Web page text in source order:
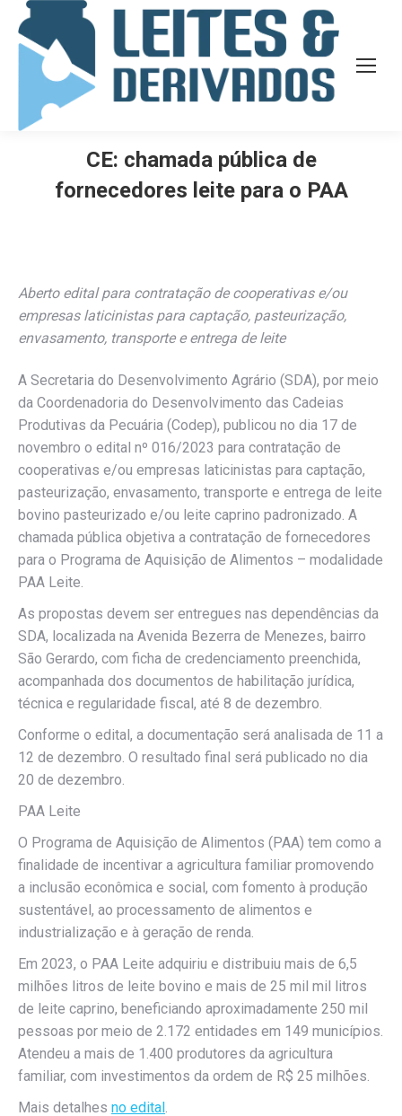
CE: chamada pública de
fornecedores leite para o PAA
Aberto edital para contratação de cooperativas e/ou
empresas laticinistas para captação, pasteurização,
envasamento, transporte e entrega de leite
A Secretaria do Desenvolvimento Agrário (SDA), por meio
da Coordenadoria do Desenvolvimento das Cadeias
Produtivas da Pecuária (Codep), publicou no dia 17 de
novembro o edital nº 016/2023 para contratação de
cooperativas e/ou empresas laticinistas para captação,
pasteurização, envasamento, transporte e entrega de leite
bovino pasteurizado e/ou leite caprino padronizado. A
chamada pública objetiva a contratação de fornecedores
para o Programa de Aquisição de Alimentos – modalidade
PAA Leite.
As propostas devem ser entregues nas dependências da
SDA, localizada na Avenida Bezerra de Menezes, bairro
São Gerardo, com ficha de credenciamento preenchida,
acompanhada dos documentos de habilitação jurídica,
técnica e regularidade fiscal, até 8 de dezembro.
Conforme o edital, a documentação será analisada de 11 a
12 de dezembro. O resultado final será publicado no dia
20 de dezembro.
PAA Leite
O Programa de Aquisição de Alimentos (PAA) tem como a
finalidade de incentivar a agricultura familiar promovendo
a inclusão econômica e social, com fomento à produção
sustentável, ao processamento de alimentos e
industrialização e à geração de renda.
Em 2023, o PAA Leite adquiriu e distribuiu mais de 6,5
milhões litros de leite bovino e mais de 25 mil mil litros
de leite caprino, beneficiando aproximadamente 250 mil
pessoas por meio de 2.172 entidades em 149 municípios.
Atendeu a mais de 1.400 produtores da agricultura
familiar, com investimentos da ordem de R$ 25 milhões.
Mais detalhes no edital .